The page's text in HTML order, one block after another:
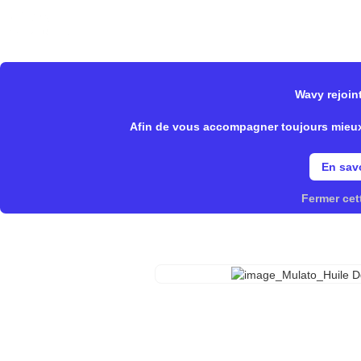
Wavy
Afin de vous accompagner toujours
En
Fermer
> Mulato >